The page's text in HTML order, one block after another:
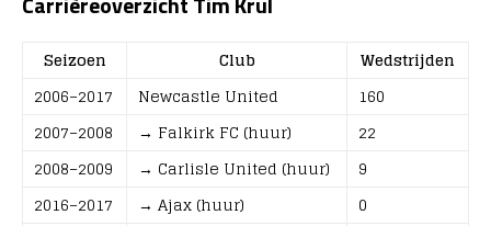
Seizoen Club
Wedstrijden
2006–2017
Newcastle United
160
2007–2008
→ Falkirk FC (huur)
22
2008–2009
→ Carlisle United (huur)
9
2016–2017
→ Ajax (huur)
0